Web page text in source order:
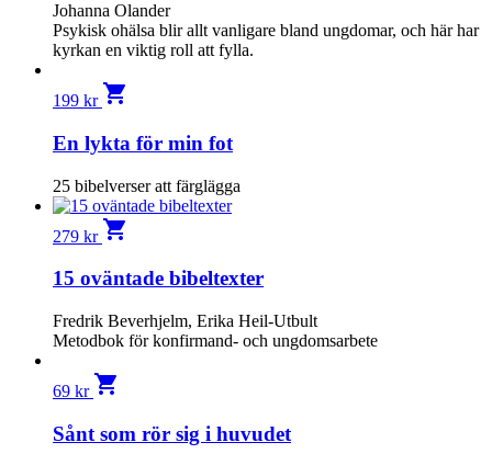
Johanna Olander
Psykisk ohälsa blir allt vanligare bland ungdomar, och här har
kyrkan en viktig roll att fylla.
199 kr shopping_cart
En lykta för min fot
25 bibelverser att färglägga
279 kr shopping_cart
15 oväntade bibeltexter
Fredrik Beverhjelm, Erika Heil-Utbult
Metodbok för konfirmand- och ungdomsarbete
69 kr shopping_cart
Sånt som rör sig i huvudet